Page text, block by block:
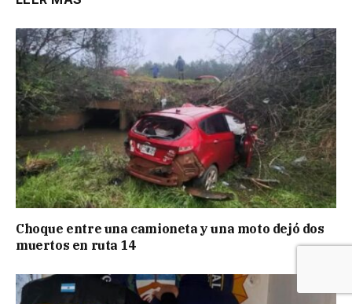
Choque entre una camioneta y una moto dejó dos
muertos en ruta 14